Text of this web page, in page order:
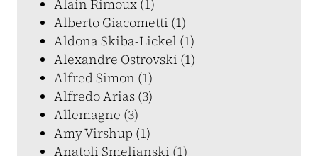
Alain Rimoux (1)
Alberto Giacometti (1)
Aldona Skiba-Lickel (1)
Alexandre Ostrovski (1)
Alfred Simon (1)
Alfredo Arias (3)
Allemagne (3)
Amy Virshup (1)
Anatoli Smelianski (1)